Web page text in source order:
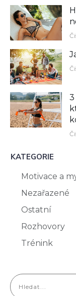
KATEGORIE
Motivace a
Nezařazené
Ostatní
Rozhovory
Trénink